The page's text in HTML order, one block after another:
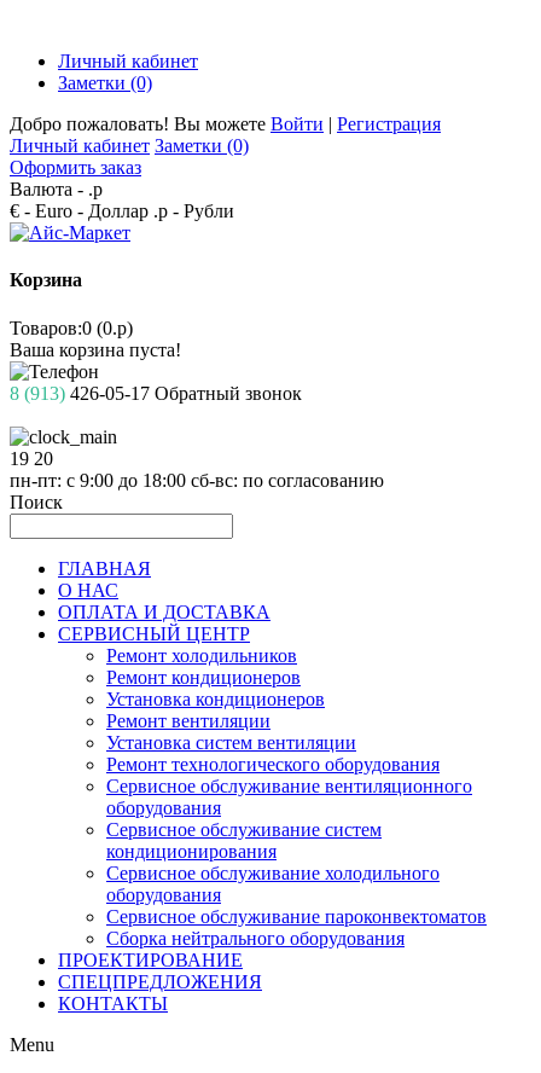
Личный кабинет
Заметки (0)
Добро пожаловать! Вы можете Войти | Регистрация
Личный кабинет Заметки (0)
Оформить заказ
Валюта - .р
€ - Euro - Доллар .р - Рубли
Корзина
Товаров:0 (0.р)
Ваша корзина пуста!
8 (913) 426-05-17 Обратный звонок
19 20
пн-пт: с 9:00 до 18:00 сб-вс: по согласованию
Поиск
ГЛАВНАЯ
О НАС
ОПЛАТА И ДОСТАВКА
СЕРВИСНЫЙ ЦЕНТР
Ремонт холодильников
Ремонт кондиционеров
Установка кондиционеров
Ремонт вентиляции
Установка систем вентиляции
Ремонт технологического оборудования
Cервисное обслуживание вентиляционного
оборудования
Cервисное обслуживание систем
кондиционирования
Cервисное обслуживание холодильного
оборудования
Сервисное обслуживание пароконвектоматов
Сборка нейтрального оборудования
ПРОЕКТИРОВАНИЕ
СПЕЦПРЕДЛОЖЕНИЯ
КОНТАКТЫ
Menu